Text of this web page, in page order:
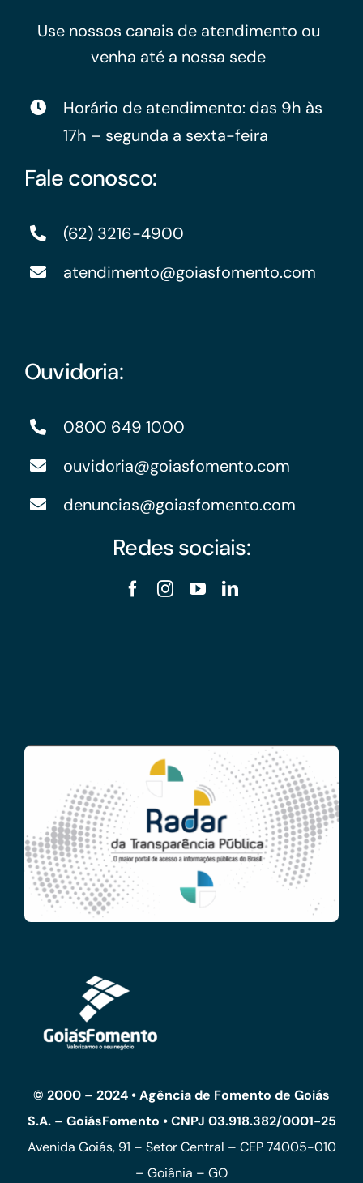
Use nossos canais de atendimento ou
venha até a nossa sede
Horário de atendimento: das 9h às
17h – segunda a sexta-feira
Fale conosco:
(62) 3216-4900
atendimento@goiasfomento.com
Ouvidoria:
0800 649 1000
ouvidoria@goiasfomento.com
denuncias@goiasfomento.com
Redes sociais:
© 2000 – 2024 • Agência de Fomento de Goiás
S.A. – GoiásFomento • CNPJ 03.918.382/0001-25
Avenida Goiás, 91 – Setor Central – CEP 74005-010
– Goiânia – GO